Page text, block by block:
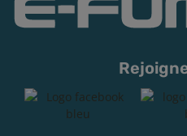
d’avertissement et de
3 mg/mL de nicotine :
cutané, catégorie 4.
6 mg/mL et plus de
contact cutané, catégorie